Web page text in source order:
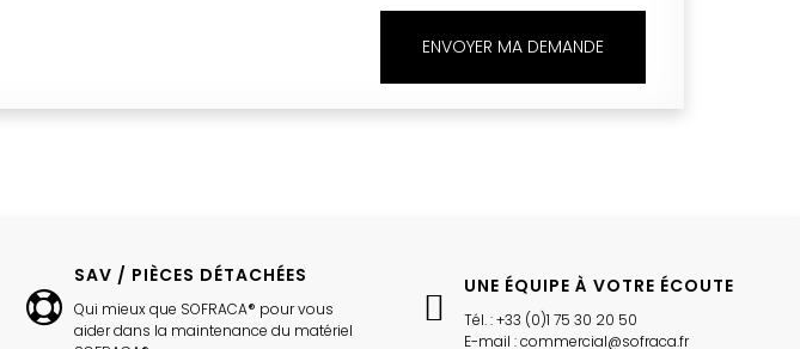
ENVOYER MA DEMANDE
SAV / PIÈCES DÉTACHÉES
Qui mieux que SOFRACA® pour vous
aider dans la maintenance du matériel
UNE ÉQUIPE À VOTRE ÉCOUTE
Tél. : +33 (0)1 75 30 20 50
E-mail : commercial@sofraca.fr